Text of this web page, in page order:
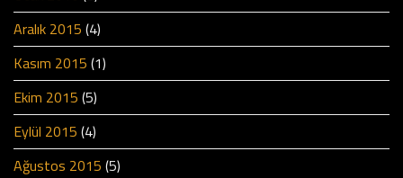
Aralık 2015 (4)
Kasım 2015 (1)
Ekim 2015 (5)
Eylül 2015 (4)
Ağustos 2015 (5)